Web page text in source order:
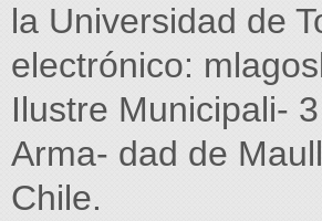
la Universidad de
electrónico:
Ilustre Municipali-
Arma- dad de
Chile.